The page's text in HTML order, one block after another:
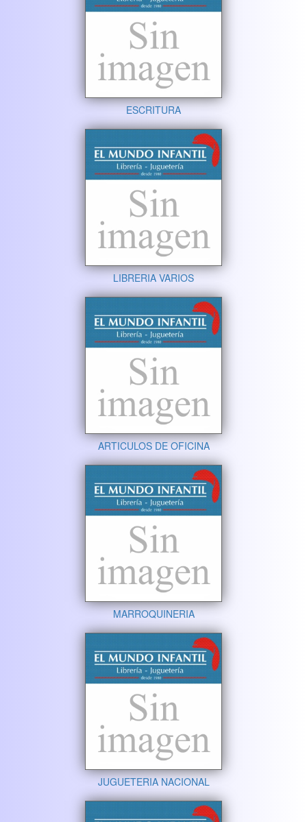
ESCRITURA
LIBRERIA VARIOS
ARTICULOS DE OFICINA
MARROQUINERIA
JUGUETERIA NACIONAL